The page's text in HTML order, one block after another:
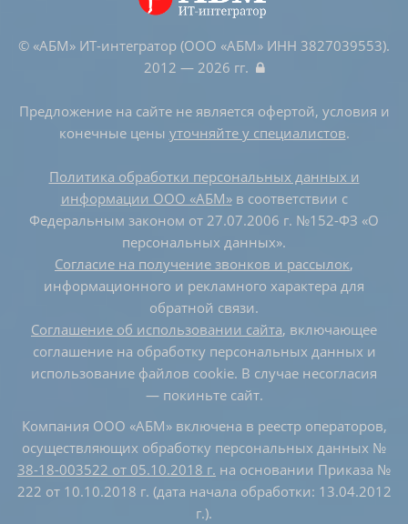
© «АБМ» ИТ-интегратор (ООО «АБМ» ИНН 3827039553).
2012 — 2026 гг.
Предложение на сайте не является офертой, условия и
конечные цены уточняйте у специалистов.
Политика обработки персональных данных и
информации ООО «АБМ»в соответствии с
Федеральным законом от 27.07.2006 г. №152-ФЗ «О
персональных данных».
Согласие на получение звонков и рассылок,
информационного и рекламного характера для
обратной связи.
Соглашение об использовании сайта, включающее
соглашение на обработку персональных данных и
использование файлов cookie. В случае несогласия
— покиньте сайт.
Компания ООО «АБМ» включена в реестр операторов,
осуществляющих обработку персональных данных №
38-18-003522 от 05.10.2018 г. на основании Приказа №
222 от 10.10.2018 г. (дата начала обработки: 13.04.2012
г.).